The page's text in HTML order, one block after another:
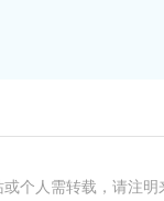
个人需转载，请注明